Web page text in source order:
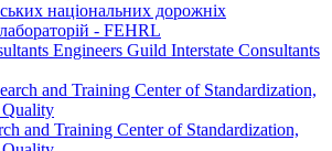
національних дорожніх
- FEHRL
Interstate Consultants
and Training Center of Standardization,